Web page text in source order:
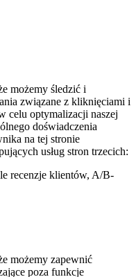
możemy śledzić i
związane z kliknięciami i
celu optymalizacji naszej
doświadczenia
na tej stronie
usług stron trzecich:
recenzje klientów, A/B-
możemy zapewnić
poza funkcje